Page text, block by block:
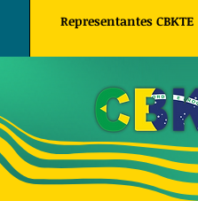
Representantes CBKTE